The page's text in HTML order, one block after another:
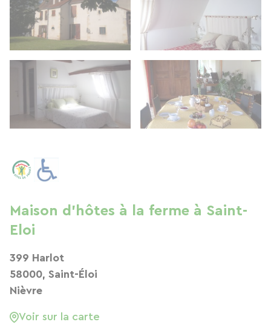
Maison d'hôtes à la ferme à Saint-
Eloi
399 Harlot
58000, Saint-Éloi
Nièvre
Voir sur la carte